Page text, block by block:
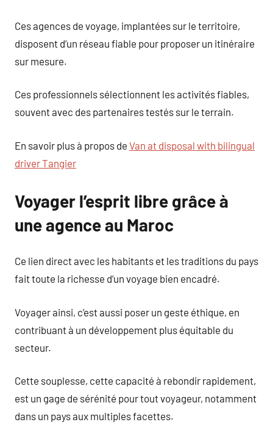
Ces agences de voyage, implantées sur le territoire,
disposent d’un réseau fiable pour proposer un itinéraire
sur mesure.
Ces professionnels sélectionnent les activités fiables,
souvent avec des partenaires testés sur le terrain.
En savoir plus à propos de Van at disposal with bilingual
driver Tangier
Voyager l’esprit libre grâce à
une agence au Maroc
Ce lien direct avec les habitants et les traditions du pays
fait toute la richesse d’un voyage bien encadré.
Voyager ainsi, c’est aussi poser un geste éthique, en
contribuant à un développement plus équitable du
secteur.
Cette souplesse, cette capacité à rebondir rapidement,
est un gage de sérénité pour tout voyageur, notamment
dans un pays aux multiples facettes.